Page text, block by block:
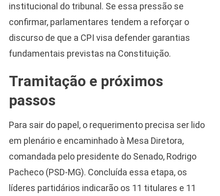
institucional do tribunal. Se essa pressão se
confirmar, parlamentares tendem a reforçar o
discurso de que a CPI visa defender garantias
fundamentais previstas na Constituição.
Tramitação e próximos
passos
Para sair do papel, o requerimento precisa ser lido
em plenário e encaminhado à Mesa Diretora,
comandada pelo presidente do Senado, Rodrigo
Pacheco (PSD-MG). Concluída essa etapa, os
líderes partidários indicarão os 11 titulares e 11